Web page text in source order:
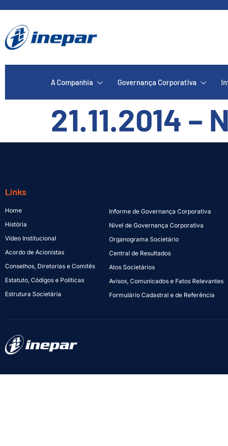
A Companhia Governança Corporativa
21.11.2014
Links
Home
História
Vídeo Institucional
Acordo de Acionistas
Conselhos, Diretorias e Comitês
Estatuto, Códigos e Políticas
Estrutura Societária
Informe de Governança Corporativa
Nível de Governança Corporativa
Organograma Societário
Central de Resultados
Atos Societários
Avisos, Comunicados e Fatos Relevantes
Formulário Cadastral e de Referência